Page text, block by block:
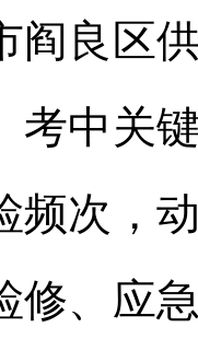
阎良区
考中关
频次，
修、应